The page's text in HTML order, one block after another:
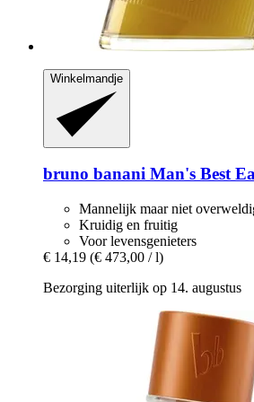
Winkelmandje
bruno banani Man's Best
Mannelijk maar niet
Kruidig en fruitig
Voor levensgenieters
€ 14,19 (€ 473,00 / l)
Bezorging uiterlijk op 14. augustus